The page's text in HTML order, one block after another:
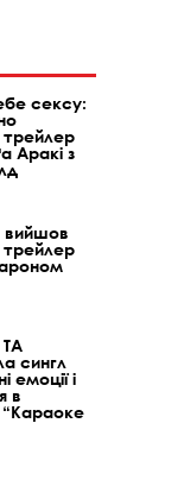
сексу:
трейлер
Аракі з
вийшов
трейлер
сингл
емоції і
в